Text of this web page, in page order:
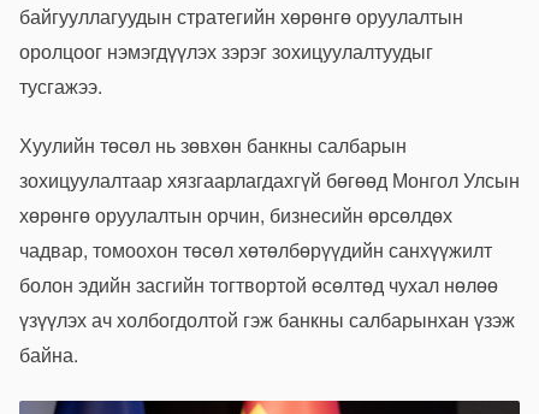
байгууллагуудын стратегийн хөрөнгө оруулалтын
оролцоог нэмэгдүүлэх зэрэг зохицуулалтуудыг
тусгажээ.
Хуулийн төсөл нь зөвхөн банкны салбарын
зохицуулалтаар хязгаарлагдахгүй бөгөөд Монгол Улсын
хөрөнгө оруулалтын орчин, бизнесийн өрсөлдөх
чадвар, томоохон төсөл хөтөлбөрүүдийн санхүүжилт
болон эдийн засгийн тогтвортой өсөлтөд чухал нөлөө
үзүүлэх ач холбогдолтой гэж банкны салбарынхан үзэж
байна.